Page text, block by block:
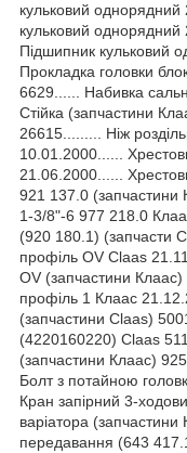
кульковий
кульковий
Підшипник кульковий
Прокладка головки
6629...... Набивка
Стійка (запчастини
26615......... Ніж
10.01.2000......
21.06.2000......
921 137.0
1-3/8"-6 977 218.0
(920 180.1) (запчасти
профіль OV Claas
OV (запчастини
профіль 1 Клаас
(запчастини Claas)
(4220160220) Claas
(запчастини Клаас)
Болт з потайною
Кран запірний 3-
варіатора
передавання (643